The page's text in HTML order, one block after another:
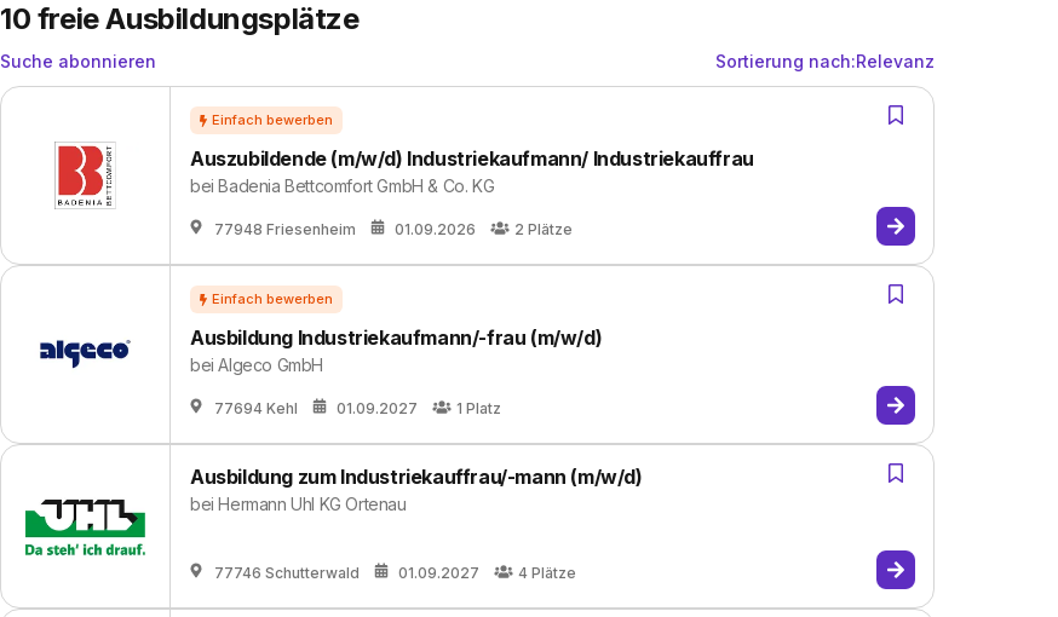
10 freie Ausbildungsplätze
Suche abonnieren Sortierung nach:Relevanz
Auszubildende (m/w/d) Industriekaufmann/ Industriekauffrau
beiBadenia Bettcomfort GmbH & Co. KG
77948 Friesenheim 01.09.2026 2 Plätze
Ausbildung Industriekaufmann/-frau (m/w/d)
beiAlgeco GmbH
77694 Kehl 01.09.2027 1 Platz
Ausbildung zum Industriekauffrau/-mann (m/w/d)
beiHermann Uhl KG Ortenau
77746 Schutterwald 01.09.2027 4 Plätze